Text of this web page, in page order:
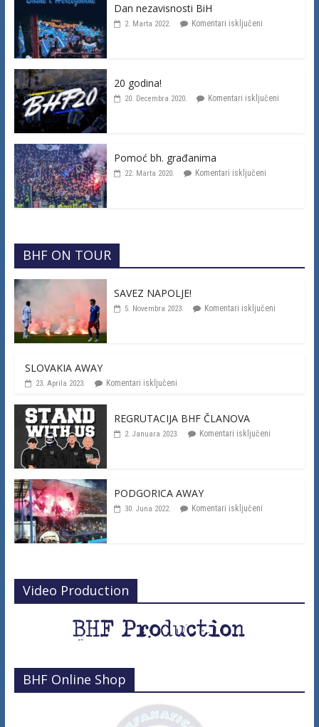
Dan nezavisnosti BiH
2. Marta 2022. Komentari isključeni
20 godina!
20. Decembra 2020. Komentari isključeni
Pomoć bh. građanima
22. Marta 2020. Komentari isključeni
BHF ON TOUR
SAVEZ NAPOLJE!
5. Novembra 2023. Komentari isključeni
SLOVAKIA AWAY
23. Aprila 2023. Komentari isključeni
REGRUTACIJA BHF ČLANOVA
2. Januara 2023. Komentari isključeni
PODGORICA AWAY
30. Juna 2022. Komentari isključeni
Video Production
BHF Online Shop